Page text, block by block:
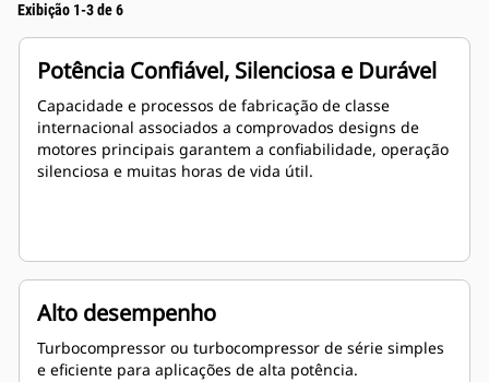
Exibição 1-3 de 6
Potência Confiável, Silenciosa e Durável
Capacidade e processos de fabricação de classe
internacional associados a comprovados designs de
motores principais garantem a confiabilidade, operação
silenciosa e muitas horas de vida útil.
Alto desempenho
Turbocompressor ou turbocompressor de série simples
e eficiente para aplicações de alta potência.